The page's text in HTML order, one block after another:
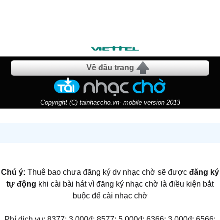
Về đầu trang
Copyright (C) tainhaccho.vn- mobile version 2013
Chú ý: Thuê bao chưa đăng ký dv nhạc chờ sẽ được đăng ký
tự động khi cài bài hát vì đăng ký nhạc chờ là điều kiện bắt
buộc để cài nhạc chờ